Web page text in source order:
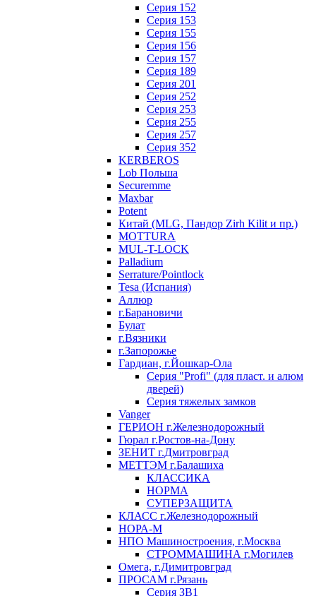
Серия 152
Серия 153
Серия 155
Серия 156
Серия 157
Серия 189
Серия 201
Серия 252
Серия 253
Серия 255
Серия 257
Серия 352
KERBEROS
Lob Польша
Securemme
Maxbar
Potent
Китай (MLG, Пандор Zirh Kilit и пр.)
MOTTURA
MUL-T-LOCK
Palladium
Serrature/Pointlock
Tesa (Испания)
Аллюр
г.Барановичи
Булат
г.Вязники
г.Запорожье
Гардиан, г.Йошкар-Ола
Серия "Profi" (для пласт. и алюм
дверей)
Серия тяжелых замков
Vanger
ГЕРИОН г.Железнодорожный
Гюрал г.Ростов-на-Дону
ЗЕНИТ г.Дмитровград
МЕТТЭМ г.Балашиха
КЛАССИКА
НОРМА
СУПЕРЗАЩИТА
КЛАСС г.Железнодорожный
НОРА-М
НПО Машиностроения, г.Москва
СТРОММАШИНА г.Могилев
Омега, г.Димитровград
ПРОСАМ г.Рязань
Серия ЗВ1